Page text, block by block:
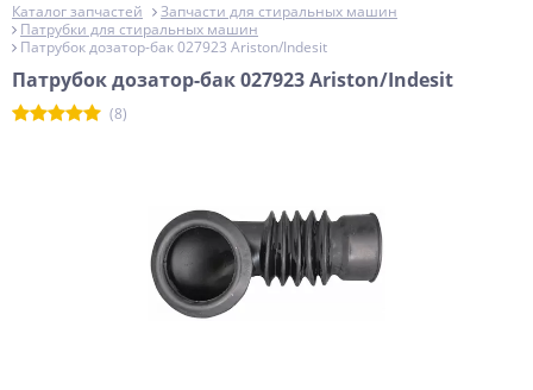
Каталог запчастей
Запчасти для стиральных машин
Патрубки для стиральных машин
Патрубок дозатор-бак 027923 Ariston/Indesit
Патрубок дозатор-бак 027923 Ariston/Indesit
(8)